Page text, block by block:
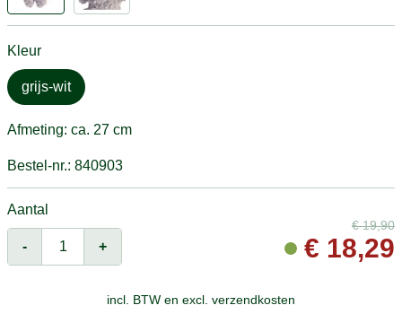
Kleur
grijs-wit
Afmeting: ca. 27 cm
Bestel-nr.: 840903
Aantal
- +
€19,90
€ 18,29
incl. BTW en excl. verzendkosten